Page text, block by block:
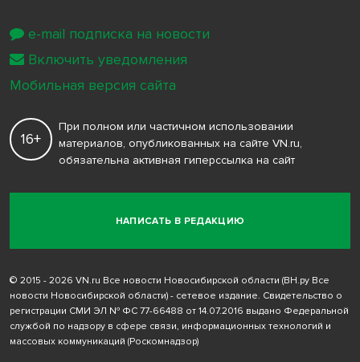
НАПИСАТЬ В РЕДАКЦИЮ
16+
При полном или частичном использовании
материалов, опубликованных на сайте VN.ru,
обязательна активная гиперссылка на сайт
© 2015 - 2026 VN.ru Все новости Новосибирской области (ВН.ру Все
новости Новосибирской области) - сетевое издание. Свидетельство о
регистрации СМИ ЭЛ № ФС 77-66488 от 14.07.2016 выдано Федеральной
службой по надзору в сфере связи, информационных технологий и
массовых коммуникаций (Роскомнадзор)
e-mail подписка на новости
Включить уведомления
Мобильная версия сайта